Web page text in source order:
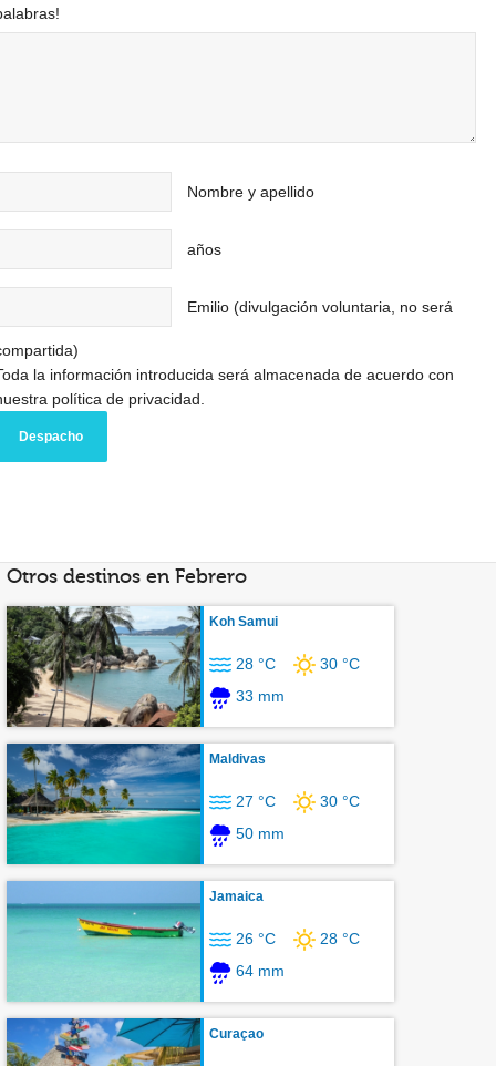
Nombre y apellido
años
Emilio (divulgación voluntaria, no será
la información introducida será almacenada de acuerdo con
política de privacidad.
Otros destinos en Febrero
Koh Samui
28 °C
30 °C
33 mm
Maldivas
27 °C
30 °C
50 mm
Jamaica
26 °C
28 °C
64 mm
Curaçao